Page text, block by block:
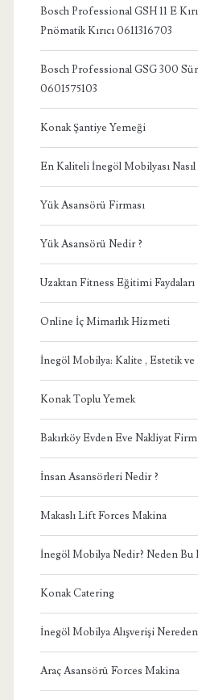
Bosch Professional GSH 11 E
Pnömatik Kırıcı 0611316703
Bosch Professional GSG 300
0601575103
Konak Şantiye Yemeği
En Kaliteli İnegöl Mobilyası Nasıl
Yük Asansörü Firması
Yük Asansörü Nedir ?
Uzaktan Fitness Eğitimi Faydaları
Online İç Mimarlık Hizmeti
İnegöl Mobilya: Kalite , Estetik
Konak Toplu Yemek
Bakırköy Evden Eve Nakliyat
İnsan Asansörleri Nedir ?
Makaslı Lift Forces Makina
İnegöl Mobilya Nedir? Neden Bu
Konak Catering
İnegöl Mobilya Alışverişi Nereden
Araç Asansörü Forces Makina